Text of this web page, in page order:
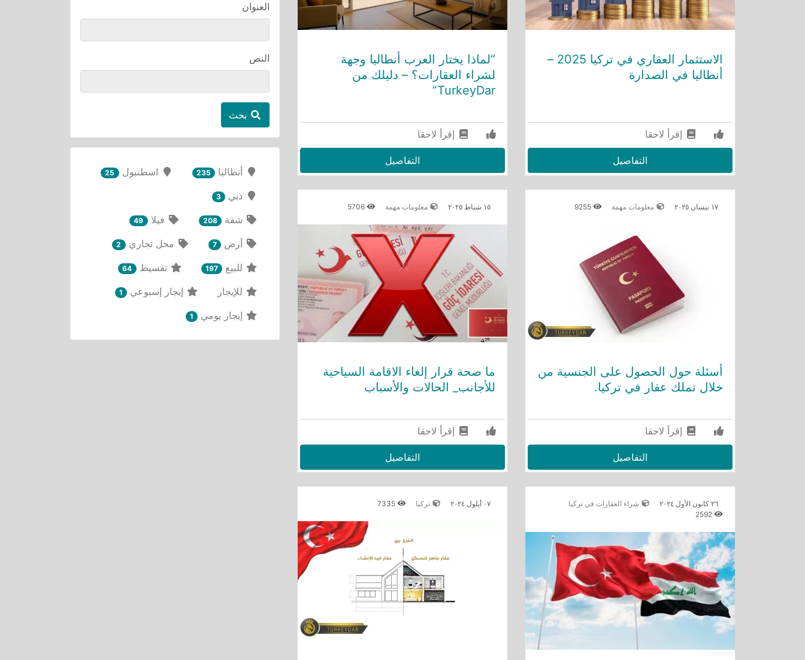
الاستثمار العقاري في تركيا 2025 –
أنطاليا في الصدارة
إقرأ لاحقا
التفاصيل
“لماذا يختار العرب أنطاليا وجهة
لشراء العقارات؟ – دليلك من
TurkeyDar”
إقرأ لاحقا
التفاصيل
١٧ نيسان ٢٠٢٥ معلومات مهمة
أسئلة حول الحصول على الجنسية من
خلال تملك عقار في تركيا.
إقرأ لاحقا
التفاصيل
١٥ شباط ٢٠٢٥ معلومات مهمة
ما صحة قرار إلغاء الاقامة السياحية
للأجانب_ الحالات والأسباب
إقرأ لاحقا
التفاصيل
٢٦ كانون الأول ٢٠٢٤
شراء العقارات في تركيا
٠٧ أيلول ٢٠٢٤ تركيا
العنوان
النص
بحث
أنطاليا 235 اسطنبول 25
دبي 3
شقة 208 فيلا 49
أرض 7 محل تجاري 2
للبيع 197 تقسيط 64
للإيجار إيجار إسبوعي 1
إيجار يومي 1